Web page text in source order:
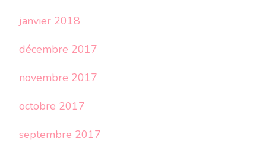
janvier 2018
décembre 2017
novembre 2017
octobre 2017
septembre 2017